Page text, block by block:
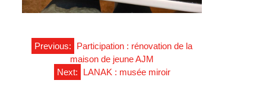
NAVIGATION
Previous:
Participation : rénovation de la
maison de jeune AJM
Next:
LANAK : musée miroir